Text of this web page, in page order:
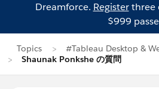
Dreamforce. Registerthree
$999
Topics
#Tableau Desktop &
Shaunak Ponkshe の質問